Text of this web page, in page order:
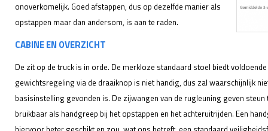
onoverkomelijk. Goed afstappen, dus op dezelfde manier als
opstappen maar dan andersom, is aan te raden.
CABINE EN OVERZICHT
De zit op de truck is in orde. De merkloze standaard stoel biedt
gewichtsregeling via de draaiknop is niet handig, dus zal waarschijnlijk
basisinstelling gevonden is. De zijwangen van de rugleuning geven
bruikbaar als handgreep bij het opstappen en het achteruitrijden. Een